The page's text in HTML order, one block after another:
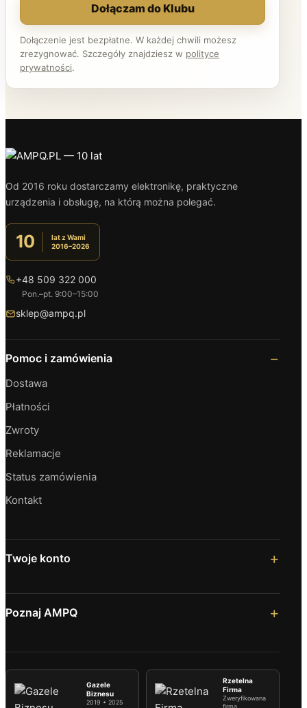
Dołączam do Klubu
Dołączenie jest bezpłatne. W każdej chwili możesz
zrezygnować. Szczegóły znajdziesz w polityce
prywatności.
Od 2016 roku dostarczamy elektronikę, praktyczne
urządzenia i obsługę, na którą można polegać.
10
lat z Wami
2016–2026
+48 509 322 000
Pon.–pt. 9:00–15:00
sklep@ampq.pl
Pomoc i zamówienia
Dostawa
Płatności
Zwroty
Reklamacje
Status zamówienia
Kontakt
Twoje konto
Poznaj AMPQ
Gazele
Biznesu
2019 • 2025
Rzetelna
Firma
Zweryfikowana
firma